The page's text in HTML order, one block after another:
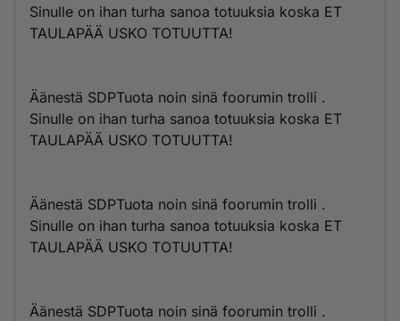
Sinulle on ihan turha sanoa totuuksia koska ET
TAULAPÄÄ USKO TOTUUTTA!
Äänestä SDPTuota noin sinä foorumin trolli .
Sinulle on ihan turha sanoa totuuksia koska ET
TAULAPÄÄ USKO TOTUUTTA!
Äänestä SDPTuota noin sinä foorumin trolli .
Sinulle on ihan turha sanoa totuuksia koska ET
TAULAPÄÄ USKO TOTUUTTA!
Äänestä SDPTuota noin sinä foorumin trolli .